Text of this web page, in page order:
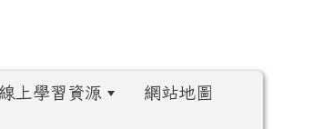
線上學習資源 網站地圖